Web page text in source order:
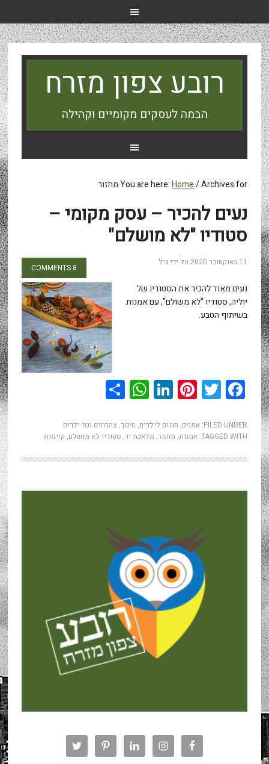
רובע צפון מזרח
הבמה לעסקים מקומיים וקהילה
You are here:Home/Archives for מחזור
נעים להכיר – עסק מקומי –
סטודיו "לא מושלם"
11 באוקטובר 2020 על ידיגיל
8 COMMENTS
נעים מאוד להכיר את הסטודיו של
יוליה, סטודיו "לא משולם", עם אמנות
בשיתוף הטבע.
Facebook
Twitter
Pinterest
LinkedIn
WhatsApp
Share
FILED UNDER: אמנים, חוגים לילדים, חינוך, צהרונים וגני ילדים
TAGGED WITH: אמנות, מחזור, מלאכת יד, סטודיו לא מושלם, קיימות